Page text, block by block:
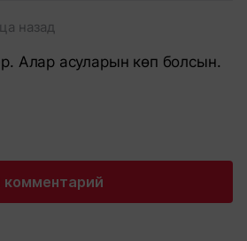
назад
Алар асуларын көп болсын.
комментарий